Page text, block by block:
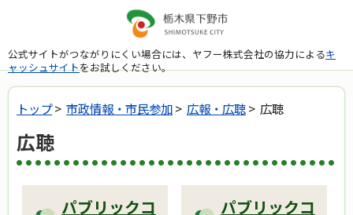
公式サイトがつながりにくい場合には、ヤフー株式会社の協力によるキ
ャッシュサイトをお試しください。
トップ> 市政情報・市民参加> 広報・広聴> 広聴
広聴
パブリックコ
パブリックコ